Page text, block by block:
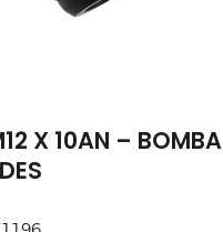
X 10AN – BOMBA